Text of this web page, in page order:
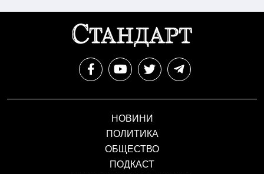
НОВИНИ
ПОЛИТИКА
ОБЩЕСТВО
ПОДКАСТ